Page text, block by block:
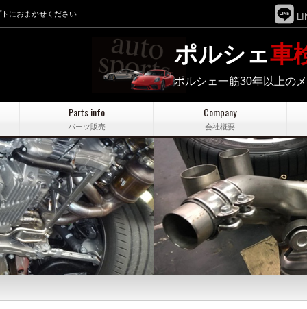
におまかせください
ポルシェ車
ポルシェ一筋30年以上の
Parts info
パーツ販売
Company
会社概要